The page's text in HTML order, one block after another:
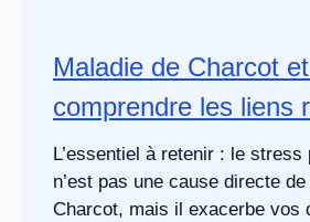
Maladie de Charcot
comprendre les liens
L’essentiel à retenir : le
n’est pas une cause directe
Charcot, mais il exacerbe vos